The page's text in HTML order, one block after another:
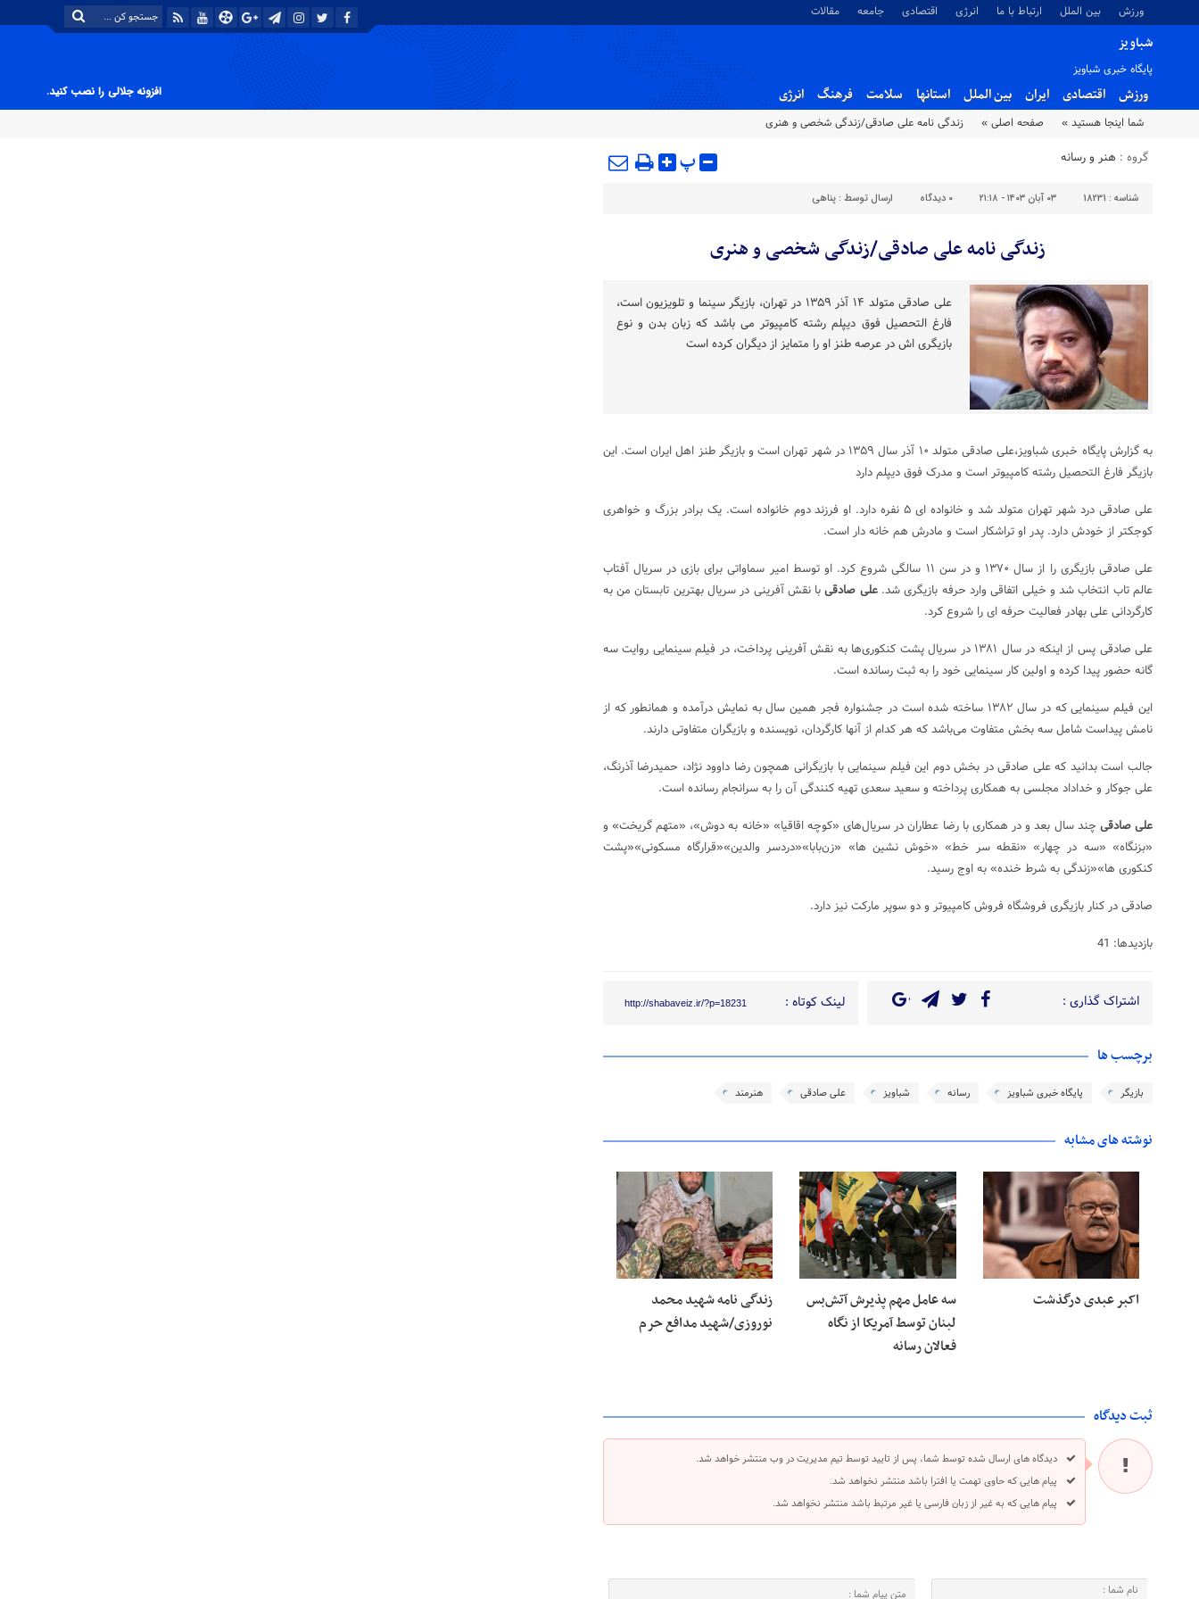
ورزش بین الملل ارتباط با ما انرژی اقتصادی جامعه مقالات
شباویز
پایگاه خبری شباویز
ورزش اقتصادی ایران بین الملل استانها سلامت فرهنگ انرژی افزونه جلالی را نصب کنید.
شما اینجا هستید » صفحه اصلی » زندگی نامه علی صادقی/زندگی شخصی و هنری
گروه : هنر و رسانه پ
شناسه : 18231 ۰۳ آبان ۱۴۰۳ - ۲۱:۱۸ ۰ دیدگاه ارسال توسط : پناهی
زندگی نامه علی صادقی/زندگی شخصی و هنری
علی صادقی متولد ۱۴ آذر ۱۳۵۹ در تهران، بازیگر سینما و تلویزیون است،
فارغ التحصیل فوق دیپلم رشته کامپیوتر می باشد که زبان بدن و نوع
بازیگری اش در عرصه طنز او را متمایز از دیگران کرده است
به گزارش پایگاه خبری شباویز،علی صادقی متولد ۱۰ آذر سال ۱۳۵۹ در شهر تهران است و بازیگر طنز اهل ایران است. این
بازیگر فارغ التحصیل رشته کامپیوتر است و مدرک فوق دیپلم دارد
علی صادقی درد شهر تهران متولد شد و خانواده ای ۵ نفره دارد. او فرزند دوم خانواده است. یک برادر بزرگ و خواهری
کوجکتر از خودش دارد. پدر او تراشکار است و مادرش هم خانه دار است.
علی صادقی
بازیگری را از سال ۱۳۷۰ و در سن ۱۱ سالگی شروع کرد. او توسط امیر سماواتی برای بازی در سریال آفتاب
عالم تاب انتخاب شد و خیلی اتفاقی وارد حرفه بازیگری شد.علی صادقیبا نقش آفرینی در سریال بهترین تابستان من به
کارگردانی علی بهادر فعالیت حرفه ای را شروع کرد.
علی صادقی پس از اینکه در سال ۱۳۸۱ در سریال پشت کنکوری‌ها به نقش آفرینی پرداخت، در فیلم سینمایی روایت سه
گانه حضور پیدا کرده و اولین کار سینمایی خود را به ثبت رسانده است.
این فیلم سینمایی که در سال ۱۳۸۲ ساخته شده است در جشنواره فجر همین سال به نمایش درآمده و همانطور که از
نامش پیداست شامل سه بخش متفاوت می‌باشد که هر کدام از آنها کارگردان، نویسنده و بازیگران متفاوتی دارند.
جالب است بدانید که علی صادقی در بخش دوم این فیلم سینمایی با بازیگرانی همچون رضا داوود نژاد، حمیدرضا آذرنگ،
علی جوکار و خداداد مجلسی به همکاری پرداخته و سعید سعدی تهیه کنندگی آن را به سرانجام رسانده است.
علی صادقی چند سال بعد و در همکاری با رضا عطاران در سریال‌های «کوچه اقاقیا» «خانه به دوش»، «متهم گریخت» و
«بزنگاه» «سه در چهار» «نقطه سر خط» «خوش نشین ها» «زن‌بابا»«دردسر والدین»«قرارگاه مسکونی»«پشت
کنکوری ها»«زندگی به شرط خنده» به اوج رسید.
صادقی در کنار بازیگری فروشگاه فروش کامپیوتر و دو سوپر مارکت نیز دارد.
بازدیدها: 41
اشتراک گذاری : لینک کوتاه : http://shabaveiz.ir/?p=18231
برچسب ها
بازیگر پایگاه خبری شباویز رسانه شباویز علی صادقی هنرمند
نوشته های مشابه
اکبر عبدی درگذشت
سه عامل مهم پذیرش آتش‌بس
لبنان توسط آمریکا از نگاه
فعالان رسانه
زندگی نامه شهید محمد
نوروزی/شهید مدافع حرم
ثبت دیدگاه
دیدگاه های ارسال شده توسط شما، پس از تایید توسط تیم مدیریت در وب منتشر خواهد شد.
پیام هایی که حاوی تهمت یا افترا باشد منتشر نخواهد شد.
پیام هایی که به غیر از زبان فارسی یا غیر مرتبط باشد منتشر نخواهد شد.